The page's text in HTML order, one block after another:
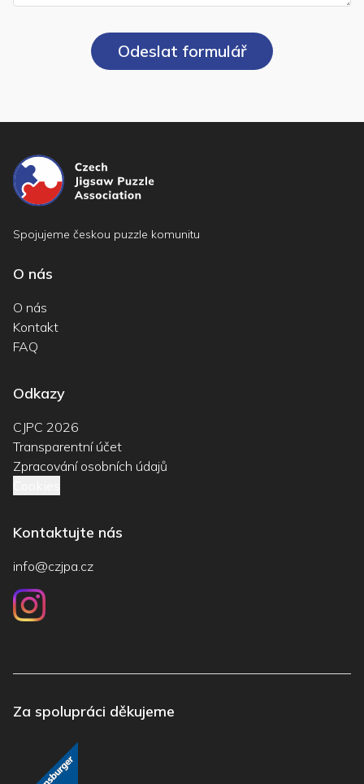
Odeslat formulář
Spojujeme českou puzzle komunitu
O nás
O nás
Kontakt
FAQ
Odkazy
CJPC 2026
Transparentní účet
Zpracování osobních údajů
Kontaktujte nás
info@czjpa.cz
Za spolupráci děkujeme